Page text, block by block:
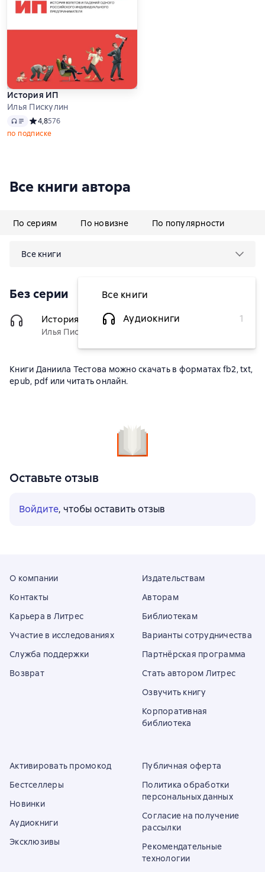
История ИП
Илья Пискулин
Аудио Средний рейтинг 4,8 на основе 576 оценок
4,8576
по подписке
Все книги автора
По сериям По новизне По популярности
Все книги
Все книги
Аудиокниги
1
Без серии
История ИП
(Редактор)
Илья Пискулин
399 ₽
Книги Даниила Тестова можно скачать в форматах fb2, txt,
epub, pdf или читать онлайн.
Оставьте отзыв
Войдите, чтобы оставить отзыв
О компании
Контакты
Карьера в Литрес
Участие в исследованиях
Служба поддержки
Возврат
Издательствам
Авторам
Библиотекам
Варианты сотрудничества
Партнёрская программа
Стать автором Литрес
Озвучить книгу
Корпоративная
библиотека
Активировать промокод
Бестселлеры
Новинки
Аудиокниги
Эксклюзивы
Публичная оферта
Политика обработки
персональных данных
Согласие на получение
рассылки
Рекомендательные
технологии